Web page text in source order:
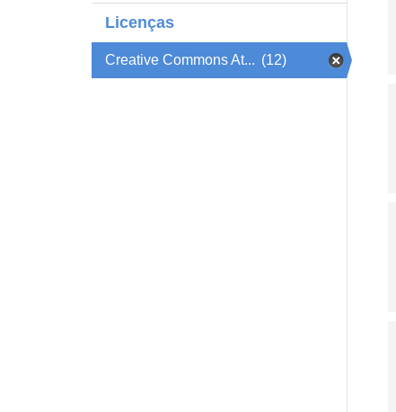
Licenças
Creative Commons At... (12)